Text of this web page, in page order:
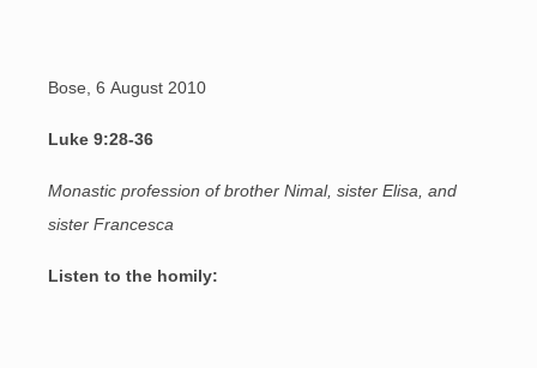
Bose, 6 August 2010
Luke 9:28-36
Monastic profession of brother Nimal, sister Elisa, and
sister Francesca
Listen to the homily: